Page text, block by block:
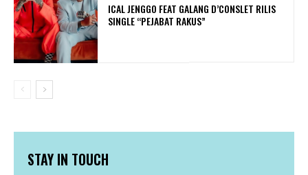
ICAL JENGGO FEAT GALANG D’CONSLET RILIS
SINGLE “PEJABAT RAKUS”
STAY IN TOUCH